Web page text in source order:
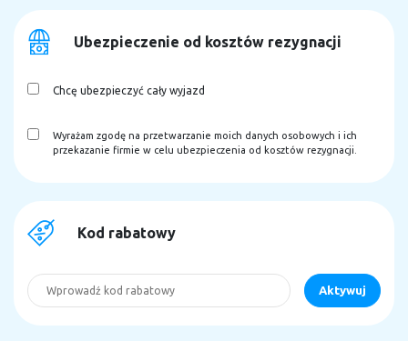
Ubezpieczenie od kosztów rezygnacji
Chcę ubezpieczyć cały wyjazd
Wyrażam zgodę na przetwarzanie moich danych osobowych i ich
przekazanie firmie w celu ubezpieczenia od kosztów rezygnacji.
Kod rabatowy